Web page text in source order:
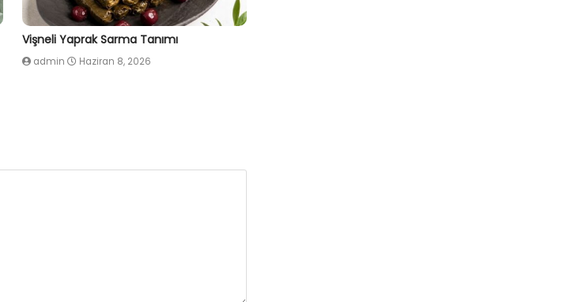
Vişneli Yaprak Sarma Tanımı
admin Haziran 8, 2026